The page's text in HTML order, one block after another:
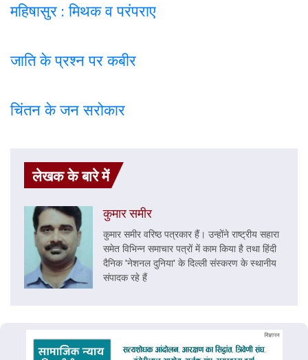
महिषासुर : मिथक व परंपराए
जाति के प्रश्न पर कबीर
चिंतन के जन सरोकार
लेखक के बारे में
कुमार समीर
कुमार समीर वरिष्ठ पत्रकार हैं। उन्होंने राष्ट्रीय सहारा
समेत विभिन्न समाचार पत्रों में काम किया है तथा हिंदी
दैनिक 'नेशनल दुनिया' के दिल्ली संस्करण के स्थानीय
संपादक रहे हैं